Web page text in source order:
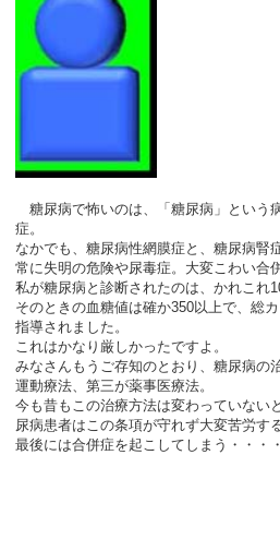
糖尿病で怖いのは、「糖尿病」という
症。
なかでも、糖尿病性網膜症と、糖尿病腎
常に失明の危険や尿毒症。大変こわい合
私が糖尿病と診断されたのは、かれこれ
そのときの血糖値は確か350以上で、総
指導されました。
これはかなり厳しかったですよ。
みなさんもうご存知のとおり、糖尿病の
運動療法、第三が薬事医療法。
今も昔もこの治療方法は変わっていない
尿病患者はこの条項が守れず大変苦労す
最後には合併症を起こしてしまう・・・